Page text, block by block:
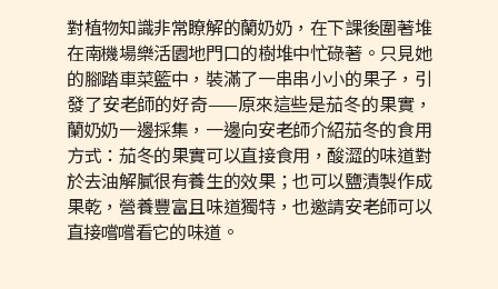
對植物知識非常瞭解的蘭奶奶，在下課後圍著堆
在南機場樂活園地門口的樹堆中忙碌著。只見她
的腳踏車菜籃中，裝滿了一串串小小的果子，引
發了安老師的好奇——原來這些是茄冬的果實，
蘭奶奶一邊採集，一邊向安老師介紹茄冬的食用
方式：茄冬的果實可以直接食用，酸澀的味道對
於去油解膩很有養生的效果；也可以鹽漬製作成
果乾，營養豐富且味道獨特，也邀請安老師可以
直接嚐嚐看它的味道。